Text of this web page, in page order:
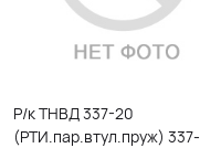
Р/к ТНВД 337-20
(РТИ.пар.втул.пруж) 337-